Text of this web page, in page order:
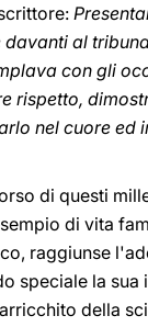
davanti al
con gli
rispetto,
nel cuore ed
di questi
di vita
raggiunse
speciale la sua
della